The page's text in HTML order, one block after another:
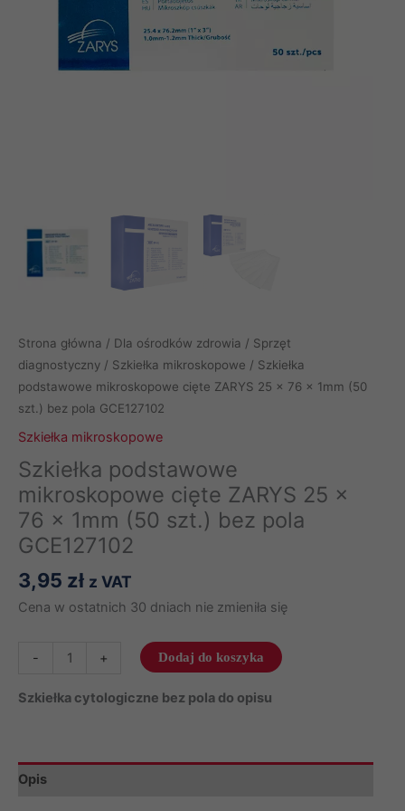
Strona główna / Dla ośrodków zdrowia / Sprzęt
diagnostyczny / Szkiełka mikroskopowe / Szkiełka
podstawowe mikroskopowe cięte ZARYS 25 x 76 x 1mm (50
szt.) bez pola GCE127102
Szkiełka mikroskopowe
Szkiełka podstawowe
mikroskopowe cięte ZARYS 25 x
76 x 1mm (50 szt.) bez pola
GCE127102
3,95 zł z VAT
Cena w ostatnich 30 dniach nie zmieniła się
-
podstawowe
ZARYS
25
+ Dodaj do koszyka
Szkiełka cytologiczne bez pola do opisu
Opis